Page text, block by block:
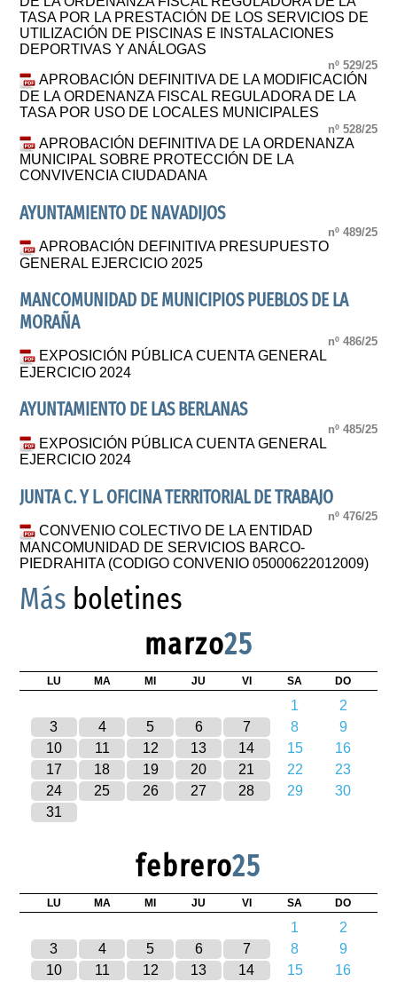
TASA POR LA PRESTACIÓN DE LOS SERVICIOS DE
UTILIZACIÓN DE PISCINAS E INSTALACIONES
DEPORTIVAS Y ANÁLOGAS
nº 529/25
APROBACIÓN DEFINITIVA DE LA MODIFICACIÓN
DE LA ORDENANZA FISCAL REGULADORA DE LA
TASA POR USO DE LOCALES MUNICIPALES
nº 528/25
APROBACIÓN DEFINITIVA DE LA ORDENANZA
MUNICIPAL SOBRE PROTECCIÓN DE LA
CONVIVENCIA CIUDADANA
AYUNTAMIENTO DE NAVADIJOS
nº 489/25
APROBACIÓN DEFINITIVA PRESUPUESTO
GENERAL EJERCICIO 2025
MANCOMUNIDAD DE MUNICIPIOS PUEBLOS DE LA
MORAÑA
nº 486/25
EXPOSICIÓN PÚBLICA CUENTA GENERAL
EJERCICIO 2024
AYUNTAMIENTO DE LAS BERLANAS
nº 485/25
EXPOSICIÓN PÚBLICA CUENTA GENERAL
EJERCICIO 2024
JUNTA C. Y L. OFICINA TERRITORIAL DE TRABAJO
nº 476/25
CONVENIO COLECTIVO DE LA ENTIDAD
MANCOMUNIDAD DE SERVICIOS BARCO-
PIEDRAHITA (CODIGO CONVENIO 05000622012009)
Más boletines
marzo25
LU MA MI JU VI SA DO
1
2
3
4 5 6 7 8
9
10
11 12 13 14 15
16
17
18 19 20 21 22
23
24
25 26 27 28 29
30
31
febrero25
LU MA MI JU VI SA DO
1
2
3
4 5 6 7 8
9
10
11 12 13 14 15
16